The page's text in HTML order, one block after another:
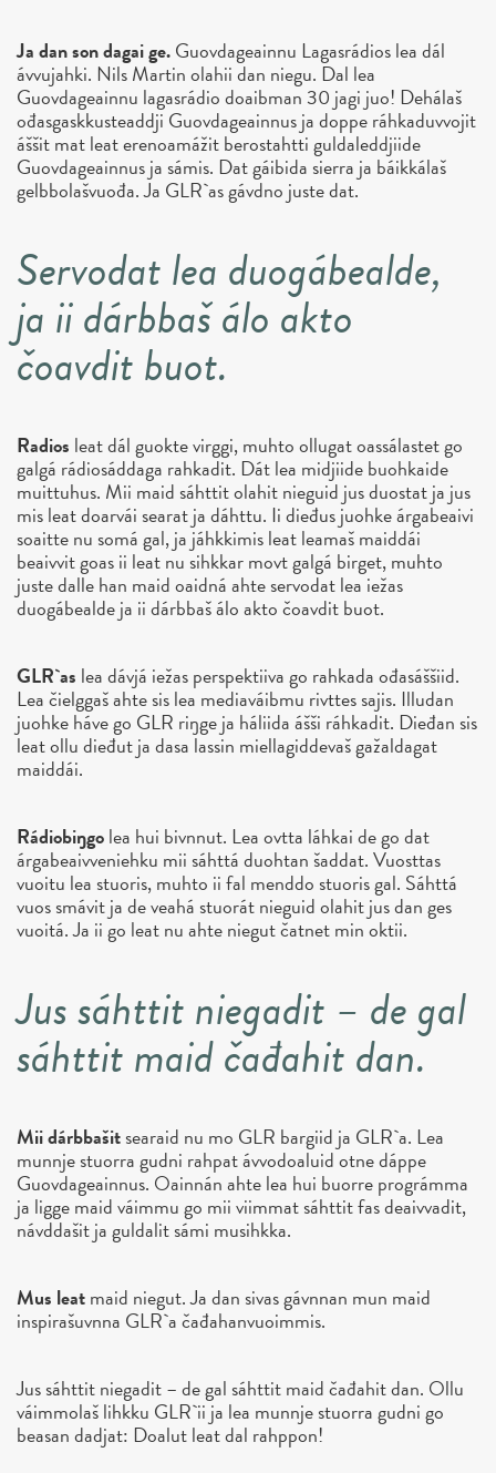
Ja dan son dagai ge.Guovdageainnu Lagasrádios lea dál
ávvujahki. Nils Martin olahii dan niegu. Dal lea
Guovdageainnu lagasrádio doaibman 30 jagi juo! Dehálaš
ođasgaskkusteaddji Guovdageainnus ja doppe ráhkaduvvojit
áššit mat leat erenoamážit berostahtti guldaleddjiide
Guovdageainnus ja sámis. Dat gáibida sierra ja báikkálaš
gelbbolašvuođa. Ja GLR`as gávdno juste dat.
Servodat lea duogábealde,
ja ii dárbbaš álo akto
čoavdit buot.
Radios leat dál guokte virggi, muhto ollugat oassálastet go
galgá rádiosáddaga rahkadit. Dát lea midjiide buohkaide
muittuhus. Mii maid sáhttit olahit nieguid jus duostat ja jus
mis leat doarvái searat ja dáhttu. Ii dieđus juohke árgabeaivi
soaitte nu somá gal, ja jáhkkimis leat leamaš maiddái
beaivvit goas ii leat nu sihkkar movt galgá birget, muhto
juste dalle han maid oaidná ahte servodat lea iežas
duogábealde ja ii dárbbaš álo akto čoavdit buot.
GLR`as lea dávjá iežas perspektiiva go rahkada ođasáššiid.
Lea čielggaš ahte sis lea mediaváibmu rivttes sajis. Illudan
juohke háve go GLR riŋge ja háliida ášši ráhkadit. Dieđan sis
leat ollu dieđut ja dasa lassin miellagiddevaš gažaldagat
maiddái.
Rádiobiŋgolea hui bivnnut. Lea ovtta láhkai de go dat
árgabeaivveniehku mii sáhttá duohtan šaddat. Vuosttas
vuoitu lea stuoris, muhto ii fal menddo stuoris gal. Sáhttá
vuos smávit ja de veahá stuorát nieguid olahit jus dan ges
vuoitá. Ja ii go leat nu ahte niegut čatnet min oktii.
Jus sáhttit niegadit – de gal
sáhttit maid čađahit dan.
Mii dárbbašitsearaid nu mo GLR bargiid ja GLR`a. Lea
munnje stuorra gudni rahpat ávvodoaluid otne dáppe
Guovdageainnus. Oainnán ahte lea hui buorre prográmma
ja ligge maid váimmu go mii viimmat sáhttit fas deaivvadit,
návddašit ja guldalit sámi musihkka.
Mus leatmaid niegut. Ja dan sivas gávnnan mun maid
inspirašuvnna GLR`a čađahanvuoimmis.
Jus sáhttit niegadit – de gal sáhttit maid čađahit dan. Ollu
váimmolaš lihkku GLR`ii ja lea munnje stuorra gudni go
beasan dadjat: Doalut leat dal rahppon!